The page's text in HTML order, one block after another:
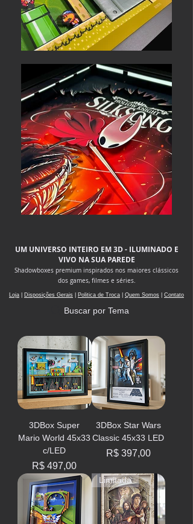
UM UNIVERSO INTEIRO EM 3D - ILUMINADO E
VIVO NA SUA PAREDE
Shadowboxes premium inspirados nos maiores clássicos
dos games, filmes e séries.
Loja Disposições Gerais Politica de Troca Quem Somos Contato
Buscar por Tema
3DBox Super
Mario World 45x33
c/LED
Preço
R$ 497,00
3DBox Star Wars
Classic 45x33 LED
Preço
R$ 397,00
Limitada